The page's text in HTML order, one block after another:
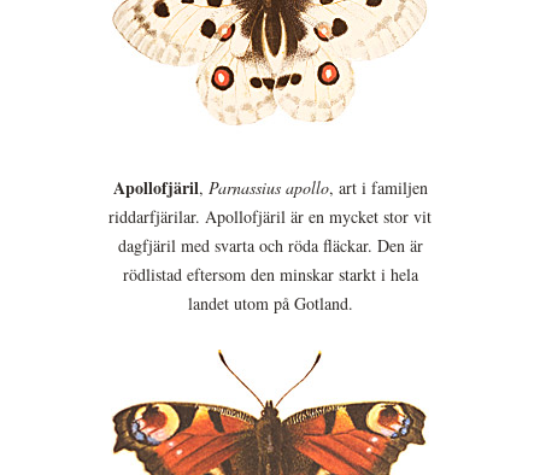
Apollofjäril, Parnassius apollo, art i familjen
riddarfjärilar. Apollofjäril är en mycket stor vit
dagfjäril med svarta och röda fläckar. Den är
rödlistad eftersom den minskar starkt i hela
landet utom på Gotland.